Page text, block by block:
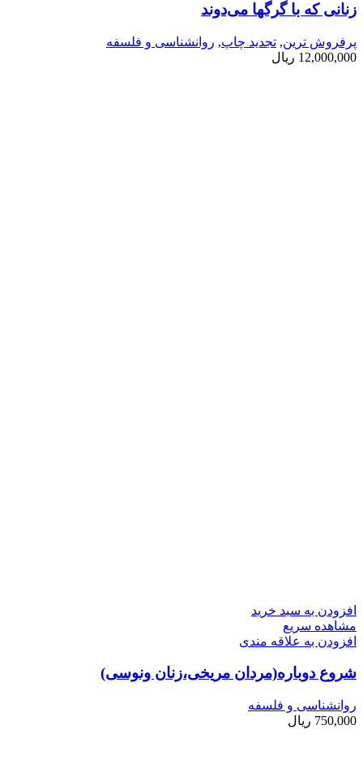
زنانی كه با گرگها می­‌دوند
پرفروش ترین, تجدید چاپ, روانشناسی و فلسفه
12,000,000 ریال
افزودن به سبد خرید
مشاهده سریع
افزودن به علاقه مندی
شروع دوباره(مردان مریخی،زنان ونوسی)
روانشناسی و فلسفه
750,000 ریال